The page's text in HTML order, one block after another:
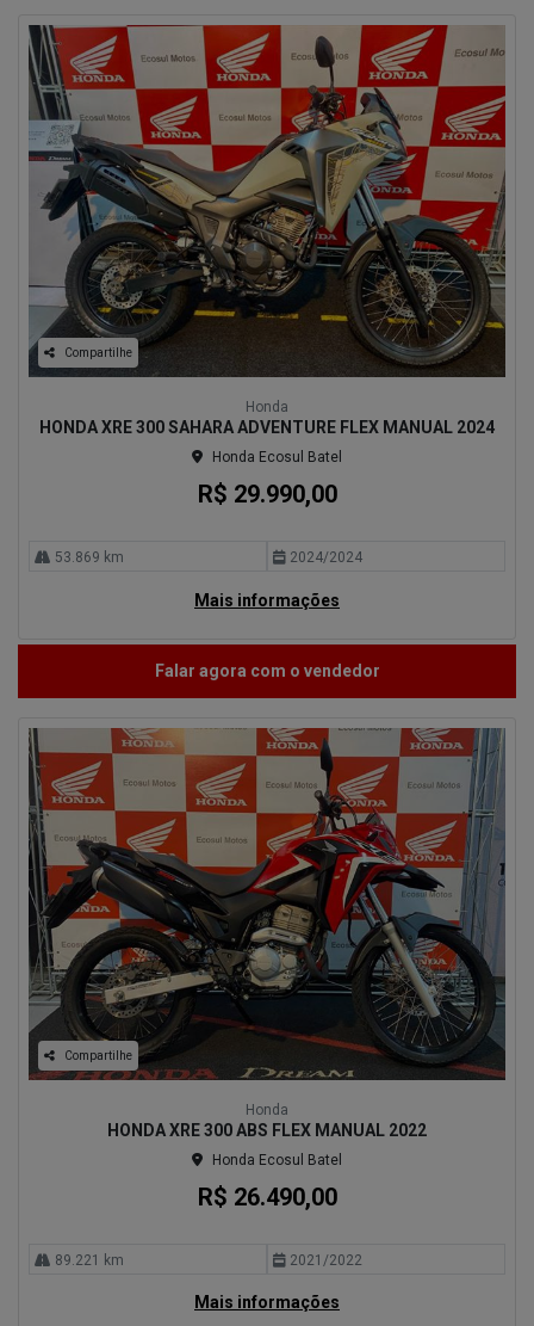
Compartilhe
Honda
HONDA XRE 300 SAHARA ADVENTURE FLEX MANUAL 2024
Honda Ecosul Batel
R$ 29.990,00
53.869 km 2024/2024
Mais informações
Falar agora com o vendedor
Compartilhe
Honda
HONDA XRE 300 ABS FLEX MANUAL 2022
Honda Ecosul Batel
R$ 26.490,00
89.221 km 2021/2022
Mais informações